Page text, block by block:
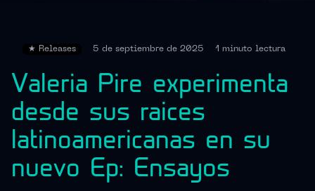
★ Releases 5 de septiembre de 2025 1 minuto lectura
Valeria Pire experimenta
desde sus raices
latinoamericanas en su
nuevo Ep: Ensayos